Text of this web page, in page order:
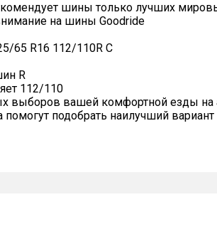
шины только лучших
на шины Goodride
65 R16 112/110R C
R
112/110
выборов вашей комфортной езды на
подобрать наилучший вариант